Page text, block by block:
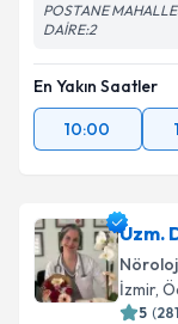
POSTANE
DAİRE:2
En Yakın Saatler
10:00
Uzm.
İzmir,
5 (281